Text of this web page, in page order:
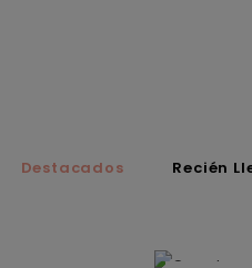
Destacados Recién